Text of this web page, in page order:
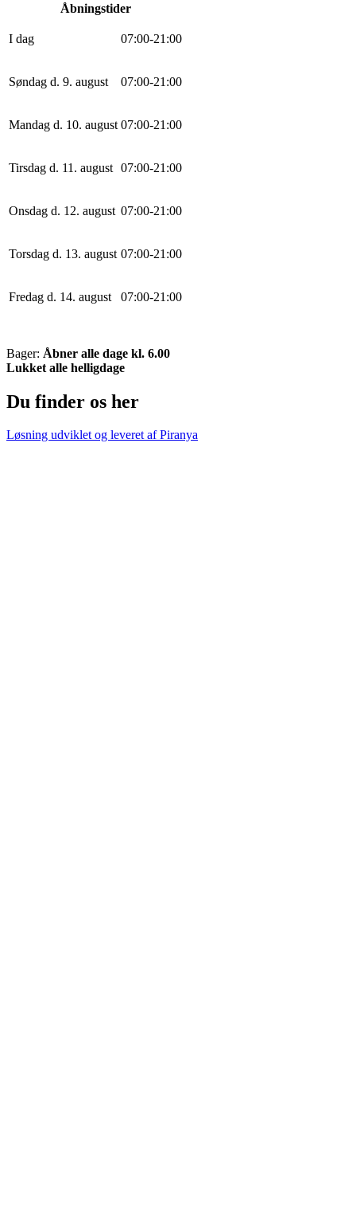
Åbningstider
I dag 07:00-21 :00
Søndag d. 9. august 07:00-21 :00
Mandag d. 10. august 07:00-21 :00
Tirsdag d. 11. august 07:00-21 :00
Onsdag d. 12. august 07:00-21 :00
Torsdag d. 13. august 07:00-21 :00
Fredag d. 14. august 07:00-21 :00
Bager: Åbner alle dage kl. 6.00
Lukket alle helligdage
Du finder os her
Løsning udviklet og leveret afPiranya